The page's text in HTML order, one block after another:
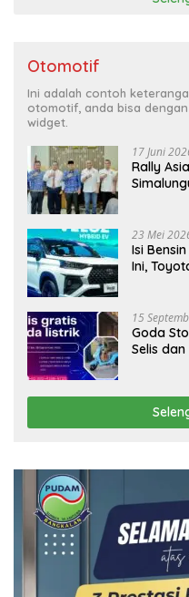
Otomotif
Ini adalah contoh
otomotif, anda bisa
widget.
17 Juni
Rally
23 Mei
Isi
Ini,
15
Goda
Selis